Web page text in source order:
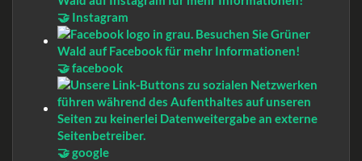
🤝 Instagram
🤝 facebook
🤝 google